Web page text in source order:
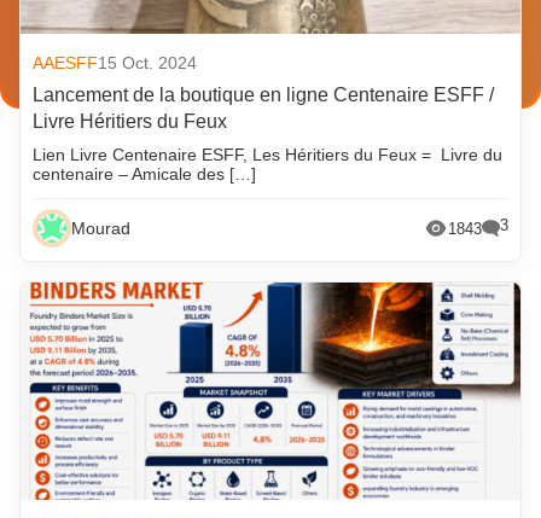
AAESFF15 Oct. 2024
Lancement de la boutique en ligne Centenaire ESFF /
Livre Héritiers du Feux
Lien Livre Centenaire ESFF, Les Héritiers du Feux = Livre du
centenaire – Amicale des […]
Mourad 1843 3